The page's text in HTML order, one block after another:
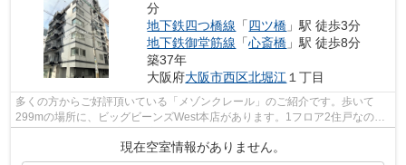
分
地下鉄四つ橋線 「四ツ橋 」駅 徒歩3分
地下鉄御堂筋線 「心斎橋 」駅 徒歩8分
築37年
大阪府大阪市西区北堀江 １丁目
多くの方からご好評頂いている「メゾンクレール」のご紹介です。歩いて
299mの場所に、ビッグビーンズWest本店があります。1フロア2住戸なの
現在空室情報がありません。